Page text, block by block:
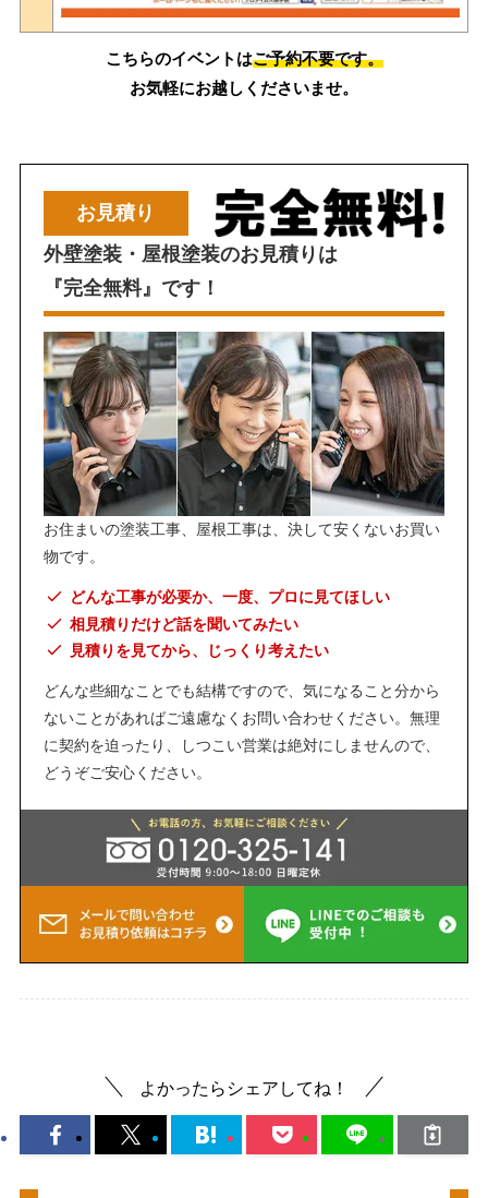
こちらのイベントはご予約不要です。
お気軽にお越しくださいませ。
お見積り
外壁塗装・屋根塗装のお見積りは
『完全無料』です！
お住まいの塗装工事、屋根工事は、決して安くないお買い
物です。
どんな工事が必要か、一度、プロに見てほしい
相見積りだけど話を聞いてみたい
見積りを見てから、じっくり考えたい
どんな些細なことでも結構ですので、気になること分から
ないことがあればご遠慮なくお問い合わせください。無理
に契約を迫ったり、しつこい営業は絶対にしませんので、
どうぞご安心ください。
よかったらシェアしてね！